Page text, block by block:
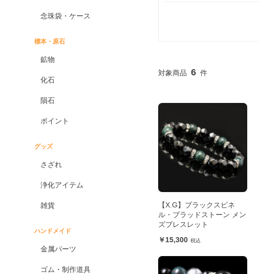
念珠袋・ケース
標本・原石
鉱物
化石
隕石
ポイント
グッズ
さざれ
浄化アイテム
雑貨
ハンドメイド
金属パーツ
ゴム・制作道具
6
【X.G】ブラックスピネ
ル・ブラッドストーン メン
ズブレスレット
15,300